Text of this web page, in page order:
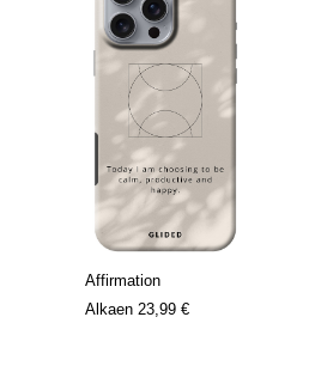
Affirmation
Alkaen 23,99 €